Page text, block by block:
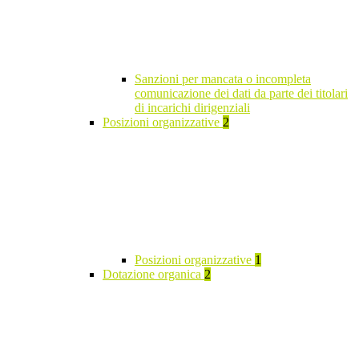
Sanzioni per mancata o incompleta
comunicazione dei dati da parte dei titolari
di incarichi dirigenziali
Posizioni organizzative 2
Posizioni organizzative 1
Dotazione organica 2